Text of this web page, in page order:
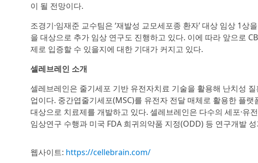
이 될 전망이다.
조경기·임재준 교수팀은 ‘재발성 교모세포종 환자’ 대상 임상 1상
을 대상으로 추가 임상 연구도 진행하고 있다. 이에 따라 앞으로
제로 입증할 수 있을지에 대한 기대가 커지고 있다.
셀레브레인 소개
셀레브레인은 줄기세포 기반 유전자치료 기술을 활용해 난치성
업이다. 중간엽줄기세포(MSC)를 유전자 전달 매체로 활용한 플
대상으로 치료제를 개발하고 있다. 셀레브레인은 다수의 세포·
임상연구 수행과 미국 FDA 희귀의약품 지정(ODD) 등 연구개발
웹사이트: https://cellebrain.com/